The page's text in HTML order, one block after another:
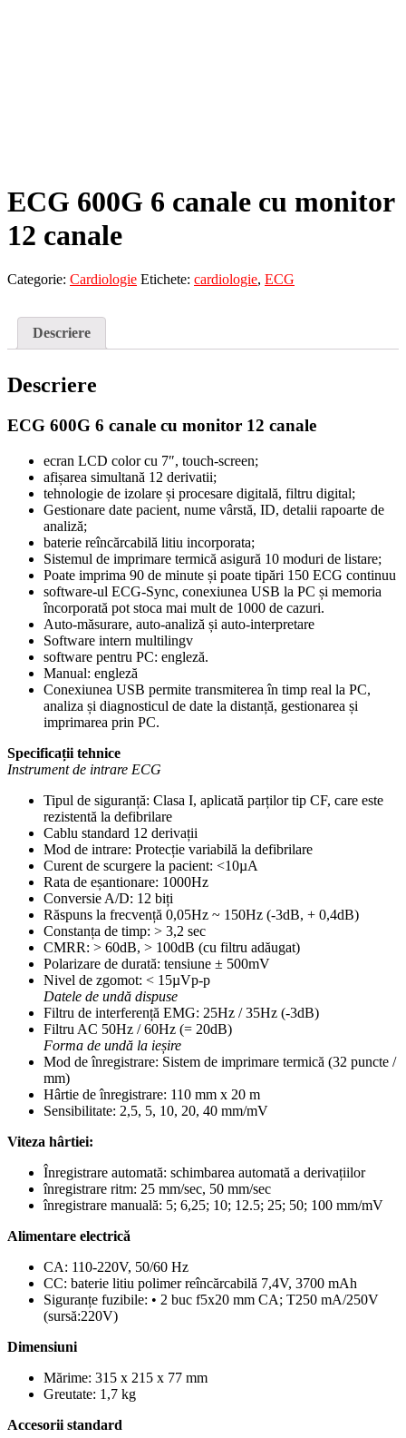
ECG 600G 6 canale cu monitor
12 canale
Categorie: Cardiologie Etichete: cardiologie, ECG
Descriere
Descriere
ECG 600G 6 canale cu monitor 12 canale
ecran LCD color cu 7″, touch-screen;
afișarea simultană 12 derivatii;
tehnologie de izolare și procesare digitală, filtru digital;
Gestionare date pacient, nume vârstă, ID, detalii rapoarte de
analiză;
baterie reîncărcabilă litiu incorporata;
Sistemul de imprimare termică asigură 10 moduri de listare;
Poate imprima 90 de minute și poate tipări 150 ECG continuu
software-ul ECG-Sync, conexiunea USB la PC și memoria
încorporată pot stoca mai mult de 1000 de cazuri.
Auto-măsurare, auto-analiză și auto-interpretare
Software intern multilingv
software pentru PC: engleză.
Manual: engleză
Conexiunea USB permite transmiterea în timp real la PC,
analiza și diagnosticul de date la distanță, gestionarea și
imprimarea prin PC.
Specificații tehnice
Instrument de intrare ECG
Tipul de siguranță: Clasa I, aplicată parților tip CF, care este
rezistentă la defibrilare
Cablu standard 12 derivații
Mod de intrare: Protecție variabilă la defibrilare
Curent de scurgere la pacient: <10µA
Rata de eșantionare: 1000Hz
Conversie A/D: 12 biți
Răspuns la frecvență 0,05Hz ~ 150Hz (-3dB, + 0,4dB)
Constanța de timp: > 3,2 sec
CMRR: > 60dB, > 100dB (cu filtru adăugat)
Polarizare de durată: tensiune ± 500mV
Nivel de zgomot: < 15µVp-p
Datele de undă dispuse
Filtru de interferență EMG: 25Hz / 35Hz (-3dB)
Filtru AC 50Hz / 60Hz (= 20dB)
Forma de undă la ieșire
Mod de înregistrare: Sistem de imprimare termică (32 puncte /
mm)
Hârtie de înregistrare: 110 mm x 20 m
Sensibilitate: 2,5, 5, 10, 20, 40 mm/mV
Viteza hârtiei:
Înregistrare automată: schimbarea automată a derivațiilor
înregistrare ritm: 25 mm/sec, 50 mm/sec
înregistrare manuală: 5; 6,25; 10; 12.5; 25; 50; 100 mm/mV
Alimentare electrică
CA: 110-220V, 50/60 Hz
CC: baterie litiu polimer reîncărcabilă 7,4V, 3700 mAh
Siguranțe fuzibile: • 2 buc f5x20 mm CA; T250 mA/250V
(sursă:220V)
Dimensiuni
Mărime: 315 x 215 x 77 mm
Greutate: 1,7 kg
Accesorii standard